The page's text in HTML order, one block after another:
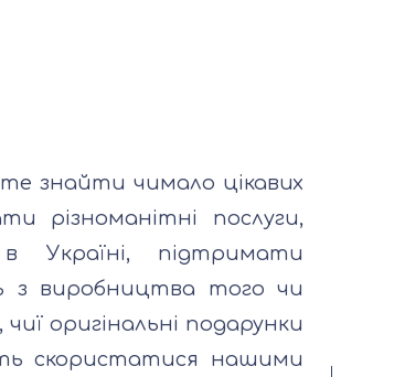
знайти чимало цікавих
різноманітні послуги,
Україні, підтримати
з виробництва того чи
оригінальні подарунки
скористатися нашими